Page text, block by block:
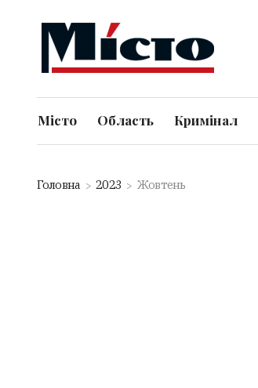
Місто Область Кримінал
Головна 2023 Жовтень